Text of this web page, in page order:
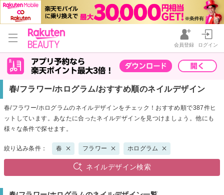
会員登録 ログイン
春/フラワー/ホログラム/おすすめ順のネイルデザイン
春/フラワー/ホログラムのネイルデザインをチェック！おすすめ順で387件ヒ
ットしています。あなたに合ったネイルデザインを見つけましょう。他にも
様々な条件で探せます。
絞り込み条件： 春 フラワー ホログラム
ネイルデザイン検索